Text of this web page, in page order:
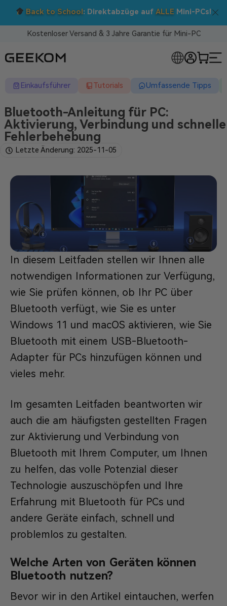
Nutzen Sie den Code BTS05 im Warenkorb.
Kostenloser Versand & 3 Jahre Garantie für Mini-PC
Einkaufsführer Tutorials Umfassende Tipps
Bluetooth-Anleitung für PC:
Aktivierung, Verbindung und schnelle
Fehlerbehebung
Letzte Änderung: 2025-11-05
In diesem Leitfaden stellen wir Ihnen alle
notwendigen Informationen zur Verfügung,
wie Sie prüfen können, ob Ihr PC über
Bluetooth verfügt, wie Sie es unter
Windows 11 und macOS aktivieren, wie Sie
Bluetooth mit einem USB-Bluetooth-
Adapter für PCs hinzufügen können und
vieles mehr.
Im gesamten Leitfaden beantworten wir
auch die am häufigsten gestellten Fragen
zur Aktivierung und Verbindung von
Bluetooth mit Ihrem Computer, um Ihnen
zu helfen, das volle Potenzial dieser
Technologie auszuschöpfen und Ihre
Erfahrung mit Bluetooth für PCs und
andere Geräte einfach, schnell und
problemlos zu gestalten.
Welche Arten von Geräten können
Bluetooth nutzen?
Bevor wir in den Artikel eintauchen, werfen
MINI-PCS